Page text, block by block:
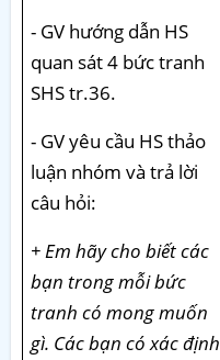
- GV hướng dẫn HS
quan sát 4 bức tranh
SHS tr.36.
- GV yêu cầu HS thảo
luận nhóm và trả lời
câu hỏi:
+ Em hãy cho biết các
bạn trong mỗi bức
tranh có mong muốn
gì. Các bạn có xác định